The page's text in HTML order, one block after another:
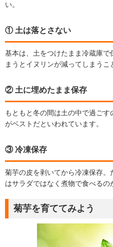
い。
① 土は落とさない
基本は、土をつけたまま冷蔵庫
まうとイヌリンが減ってしまうこ
② 土に埋めたまま保存
もともと冬の間は土の中で過ご
がベストだといわれています。
③ 冷凍保存
菊芋の皮を剥いてから冷凍保存
はサラダではなく煮物で食べるの
菊芋を育ててみよう